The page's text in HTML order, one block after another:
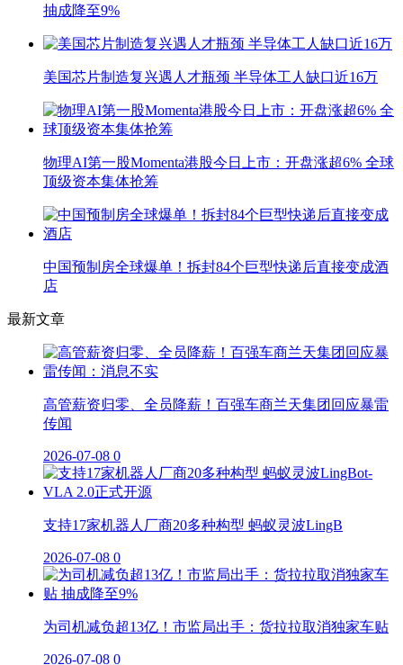
抽成降至9%
美国芯片制造复兴遇人才瓶颈 半导体工人缺口近16万
物理AI第一股Momenta港股今日上市：开盘涨超6% 全球
顶级资本集体抢筹
中国预制房全球爆单！拆封84个巨型快递后直接变成酒
店
最新文章
高管薪资归零、全员降薪！百强车商兰天集团回应暴雷
传闻
2026-07-08 0
支持17家机器人厂商20多种构型 蚂蚁灵波LingB
2026-07-08 0
为司机减负超13亿！市监局出手：货拉拉取消独家车贴
2026-07-08 0